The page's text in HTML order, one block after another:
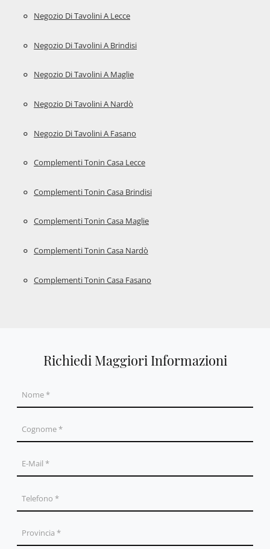
Negozio Di Tavolini A Lecce
Negozio Di Tavolini A Brindisi
Negozio Di Tavolini A Maglie
Negozio Di Tavolini A Nardò
Negozio Di Tavolini A Fasano
Complementi Tonin Casa Lecce
Complementi Tonin Casa Brindisi
Complementi Tonin Casa Maglie
Complementi Tonin Casa Nardò
Complementi Tonin Casa Fasano
Richiedi Maggiori Informazioni